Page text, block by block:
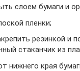
слоем бумаги и
пленки;
резинкой и
стаканчик из
нижнего края